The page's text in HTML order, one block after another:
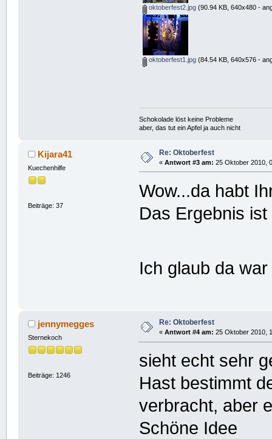
oktoberfest2.jpg(90.94 KB, 640x480 -
oktoberfest1.jpg(84.54 KB, 640x576 -
Schokolade löst keine Probleme
aber, das tut ein Apfel ja auch nicht
Kijara41
Kuechenhilfe
Beiträge: 37
Re: Oktoberfest
« Antwort #3 am: 25 Oktober 2010,
Wow...da habt
Das Ergebnis
Ich glaub da
jennymegges
Sternekoch
Beiträge: 1246
Re: Oktoberfest
« Antwort #4 am: 25 Oktober 2010,
sieht echt sehr
Hast bestimmt
verbracht, aber
Schöne Idee